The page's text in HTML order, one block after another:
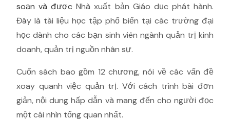
soạn và đượcNhà xuất bản Giáo dục phát hành.
Đây là tài liệu học tập phổ biến tại các trường đại
học dành cho các bạn sinh viên ngành quản trị kinh
doanh, quản trị nguồn nhân sự.
Cuốn sách bao gồm 12 chương, nói về các vấn đề
xoay quanh việc quản trị. Với cách trình bài đơn
giản, nội dung hấp dẫn và mang đến cho người đọc
một cái nhìn tổng quan nhất.